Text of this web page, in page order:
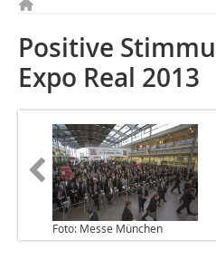
Positive
Expo Real 2013
Foto: Messe München